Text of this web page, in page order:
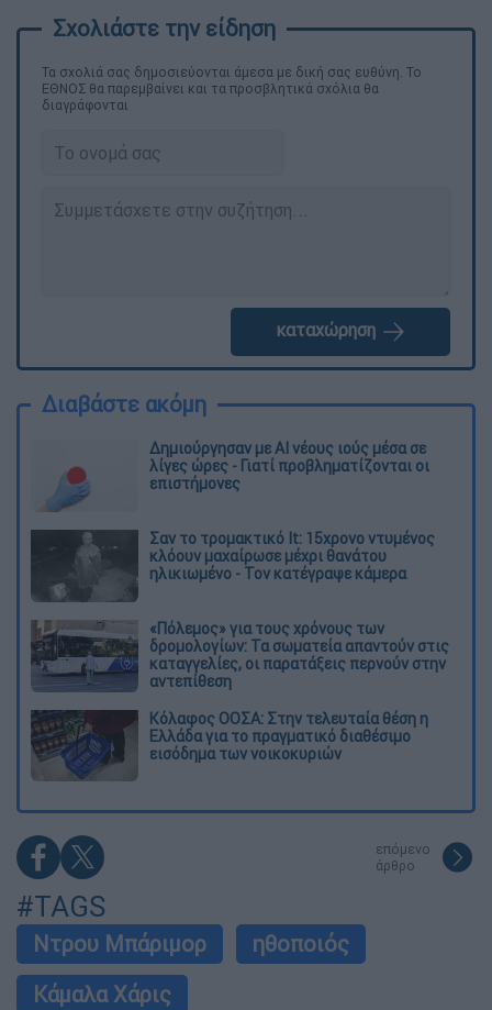
Τα σχολιά σας δημοσιεύονται άμεσα με δική σας ευθύνη. Το
ΕΘΝΟΣ θα παρεμβαίνει και τα προσβλητικά σχόλια θα
διαγράφονται
καταχώρηση
Διαβάστε ακόμη
Δημιούργησαν με AI νέους ιούς μέσα σε
λίγες ώρες - Γιατί προβληματίζονται οι
επιστήμονες
Σαν το τρομακτικό It: 15χρονο ντυμένος
κλόουν μαχαίρωσε μέχρι θανάτου
ηλικιωμένο - Τον κατέγραψε κάμερα
«Πόλεμος» για τους χρόνους των
δρομολογίων: Τα σωματεία απαντούν στις
καταγγελίες, οι παρατάξεις περνούν στην
αντεπίθεση
Κόλαφος ΟΟΣΑ: Στην τελευταία θέση η
Ελλάδα για το πραγματικό διαθέσιμο
εισόδημα των νοικοκυριών
επόμενο
άρθρο
#TAGS
Ντρου Μπάριμορ
ηθοποιός
Κάμαλα Χάρις